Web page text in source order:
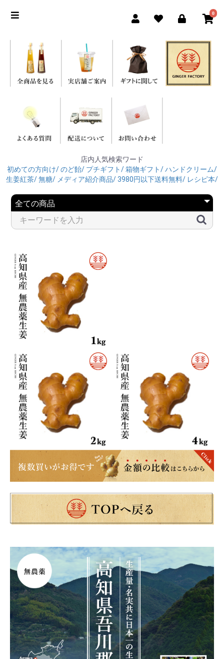
0
店内人気検索ワード
初めての方向け/のど飴/ プチギフト/箱物ギフト/ハンドクリーム/
生姜紅茶/無糖/ メディア紹介商品/3980円以下送料無料/ レシピ本/